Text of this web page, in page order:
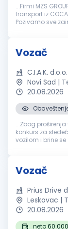
...Firmi MZS
transport iz
Pozivamo sve
Vozač
C.I.A.K. d.o.o.
Novi Sad |
20.08.2026
...Zbog
konkurs za
vozilom i brine
Vozač
Prius Drive
Leskovac |
20.08.2026
neto